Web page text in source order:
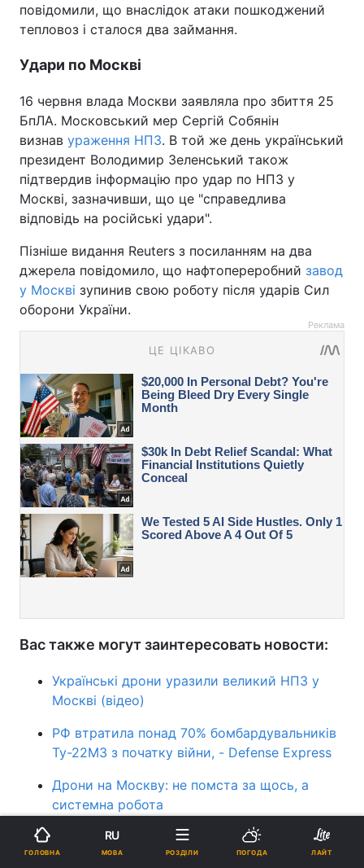
повідомили, що внаслідок атаки пошкоджений
тепловоз і сталося два займання.
Удари по Москві
16 червня влада Москви заявляла про збиття 25
БпЛА. Московський мер Сергій Собянін
визнав ураження НПЗ. В той же день український
президент Володимир Зеленський також
підтвердив інформацію про удар по НПЗ у
Москві, зазначивши, що це "справедлива
відповідь на російські удари".
Пізніше видання Reuters з посиланням на два
джерела повідомило, що нафтопереробний завод
у Москві зупинив свою роботу після ударів Сил
оборони України.
Реклама
Вас также могут заинтересовать новости:
Українські дрони уразили великий НПЗ у
Москві (відео)
РФ втратила понад 70% бомбардувальників
Ту-22М3 з початку війни, - Defense Express
Дрони на Москву: не помста за щось, а
системна робота
Москва війна в Україні війна з Росією
ГОЛОВНА
RU
МОВА РОЗДІЛИ ПОГОДА ЛАЙТ